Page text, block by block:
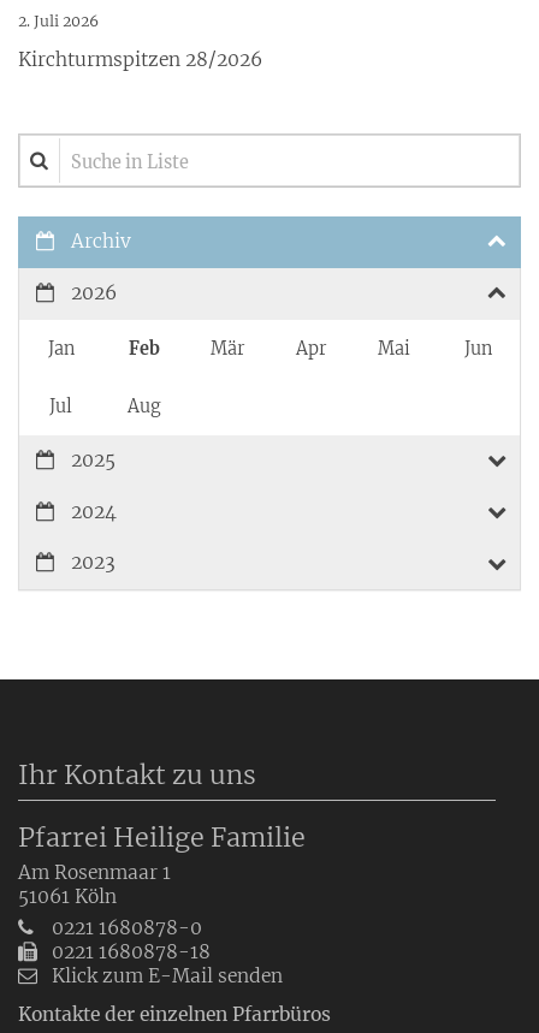
2. Juli 2026
Kirchturmspitzen 28/2026
Suche in Liste
Archiv
2026
Jan Feb Mär Apr Mai Jun
Jul Aug
2025
2024
2023
Ihr Kontakt zu uns
Pfarrei Heilige Familie
Am Rosenmaar 1
51061 Köln
0221 1680878-0
0221 1680878-18
Klick zum E-Mail senden
Kontakte der einzelnen Pfarrbüros